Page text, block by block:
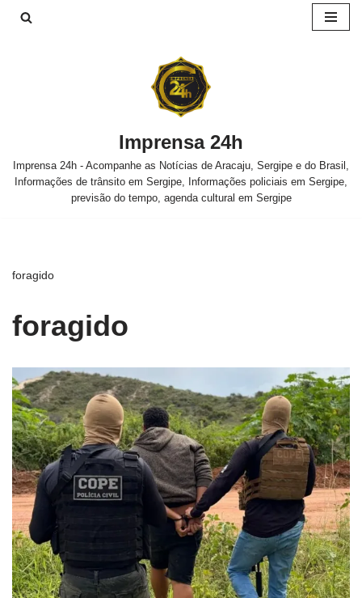
Imprensa 24h
Imprensa 24h - Acompanhe as Notícias de Aracaju, Sergipe e do Brasil,
Informações de trânsito em Sergipe, Informações policiais em Sergipe,
previsão do tempo, agenda cultural em Sergipe
foragido
foragido